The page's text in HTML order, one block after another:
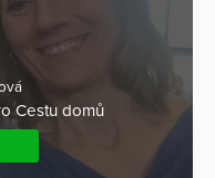
Cestu domů